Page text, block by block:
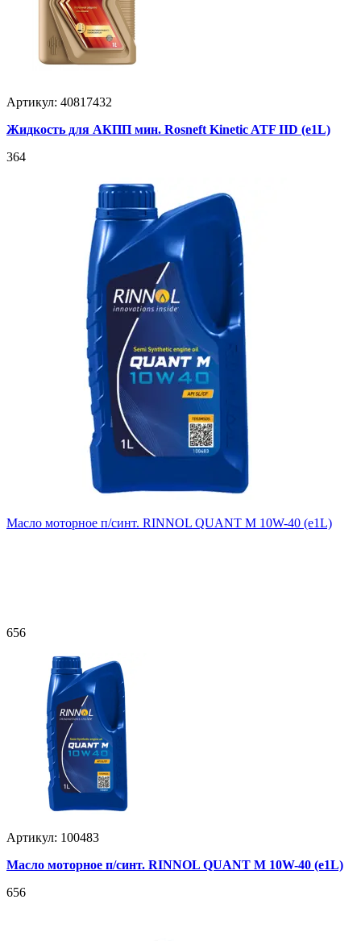
Артикул: 40817432
Жидкость для АКПП мин. Rosneft Kinetic ATF IID (e1L)
364
Масло моторное п/синт. RINNOL QUANT M 10W-40 (e1L)
656
Артикул: 100483
Масло моторное п/синт. RINNOL QUANT M 10W-40 (e1L)
656